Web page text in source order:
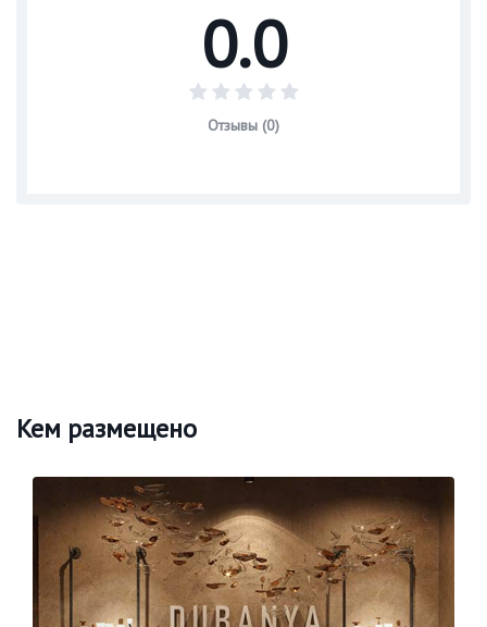
0.0
Отзывы (0)
Кем размещено